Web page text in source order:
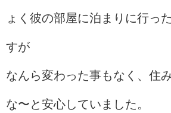
ょく彼の部屋に泊まりに行っ
すが
なんら変わった事もなく、住
な〜と安心していました。